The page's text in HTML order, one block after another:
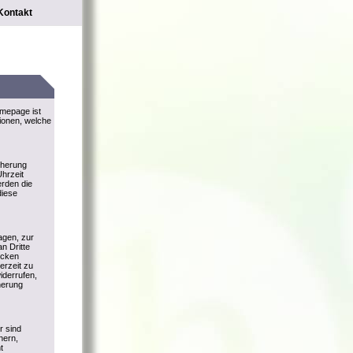
ist
welche
die
zur
Dritte
zu
sind